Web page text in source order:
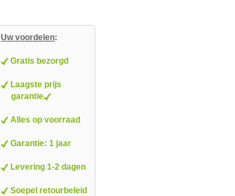
Uw voordelen:
Gratis bezorgd
Laagste prijs
garantie
Alles op voorraad
Garantie: 1 jaar
Levering 1-2 dagen
Soepel retourbeleid